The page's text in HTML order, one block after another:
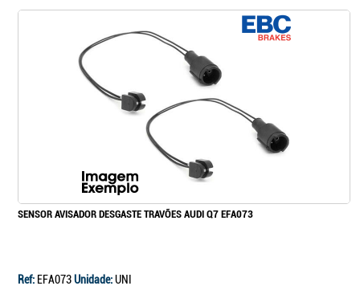
SENSOR AVISADOR DESGASTE TRAVÕES AUDI Q7 EFA073
Ref: EFA073Unidade:UNI